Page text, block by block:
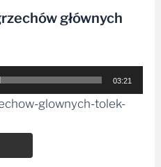
głównych
03:21
glownych-tolek-